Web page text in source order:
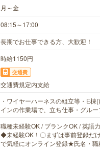
月～金
08:15～17:00
長期でお仕事できる方、大歓迎！
時給1150円
交通費
交通費規定内支給
・ワイヤーハーネスの組立等・E棟
インの作業場で、立ち仕事・グル
職種未経験OK / ブランクOK / 英語
◆未経験OK！〇まずは事前登録だ
で気軽にオンライン登録★氏名・